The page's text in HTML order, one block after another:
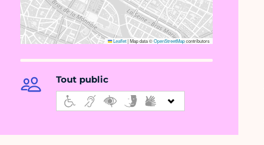
Leaflet|Map data ©OpenStreetMapcontributors
Tout public